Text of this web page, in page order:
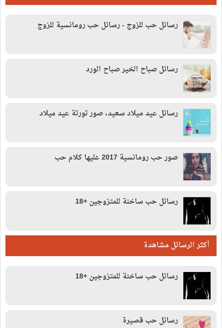
رسائل حب للزوج - رسائل حب رومانسية للزوج
رسائل صباح الخير صباح الورد
رسائل عيد ميلاد سعيد، صور تورتة عيد ميلاد
صور حب رومانسية 2017 عليها كلام حب
رسائل حب ساخنة للمتزوجين +18
أكثر الرسائل مشاهدة
رسائل حب ساخنة للمتزوجين +18
رسائل حب قصيرة